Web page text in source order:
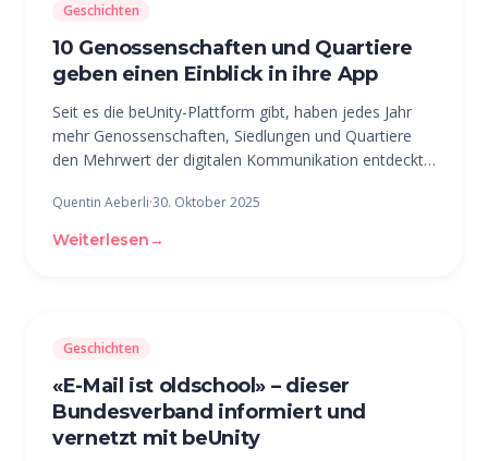
Geschichten
10 Genossenschaften und Quartiere
geben einen Einblick in ihre App
Seit es die beUnity-Plattform gibt, haben jedes Jahr
mehr Genossenschaften, Siedlungen und Quartiere
den Mehrwert der digitalen Kommunikation entdeckt.
Nachbarschaften in der Schweiz über beUnity – egal
ob Gross, Klein, Jung oder Alt. Hier
Quentin Aeberli·30. Oktober 2025
Weiterlesen →
Geschichten
«E-Mail ist oldschool» – dieser
Bundesverband informiert und
vernetzt mit beUnity